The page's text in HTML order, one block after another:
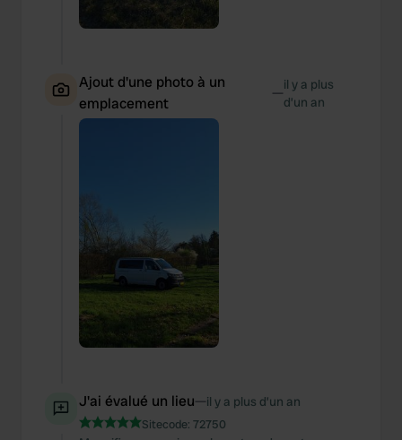
Ajout d'une photo à un
emplacement
—il y a plus
d’un an
J'ai évalué un lieu—il y a plus d’un an
Sitecode: 72750